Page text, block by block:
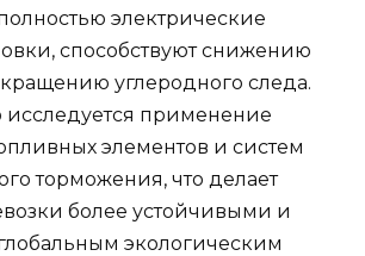
электрические
способствуют снижению
углеродного следа.
исследуется применение
элементов и систем
торможения, что делает
более устойчивыми и
глобальным экологическим